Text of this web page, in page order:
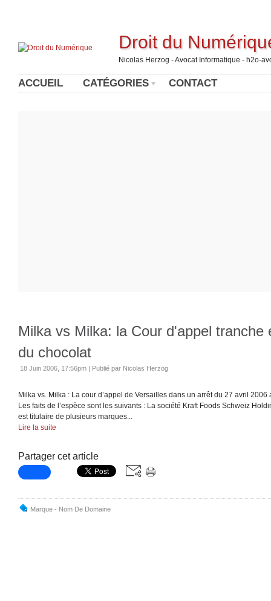
Droit du
Nicolas Herzog - Avocat Informatique - h2o-
ACCUEIL CATÉGORIES CONTACT
Milka vs Milka: la Cour d'appel tranche
du chocolat
18 Juin 2006, 17:56pm | Publié par Nicolas Herzog
Milka vs. Milka : La cour d’appel de Versailles dans un arrêt du 27 avril
Les faits de l’espèce sont les suivants : La société Kraft Foods Schweiz
est titulaire de plusieurs marques...
Lire la suite
Partager cet article
Marque - Nom De Domaine